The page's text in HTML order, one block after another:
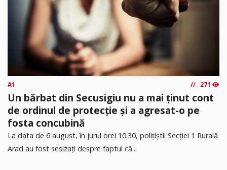
A1 271
Un bărbat din Secusigiu nu a mai ținut cont
de ordinul de protecție și a agresat-o pe
fosta concubină
​La data de 6 august, în jurul orei 10.30, polițiștii Secției 1 Rurală
Arad au fost sesizați despre faptul că...